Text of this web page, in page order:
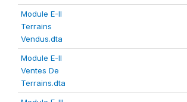
Module E-II
Terrains
Vendus.dta
Module E-II
Ventes De
Terrains.dta